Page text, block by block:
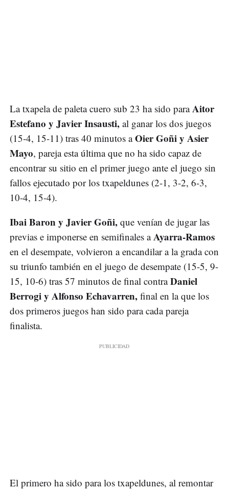
La txapela de paleta cuero sub 23 ha sido paraAitor
Estefano y Javier Insausti, al ganar los dos juegos
(15-4, 15-11) tras 40 minutos aOier Goñi y Asier
Mayo, pareja esta última que no ha sido capaz de
encontrar su sitio en el primer juego ante el juego sin
fallos ejecutado por los txapeldunes (2-1, 3-2, 6-3,
10-4, 15-4).
Ibai Baron y Javier Goñi, que venían de jugar las
previas e imponerse en semifinales aAyarra-Ramos
en el desempate, volvieron a encandilar a la grada con
su triunfo también en el juego de desempate (15-5, 9-
15, 10-6) tras 57 minutos de final contraDaniel
Berrogi y Alfonso Echavarren, final en la que los
dos primeros juegos han sido para cada pareja
finalista.
El primero ha sido para los txapeldunes, al remontar